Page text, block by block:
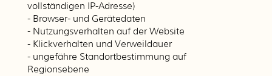
vollständigen IP-Adresse)
- Browser- und Gerätedaten
- Nutzungsverhalten auf der Website
- Klickverhalten und Verweildauer
- ungefähre Standortbestimmung auf
Regionsebene